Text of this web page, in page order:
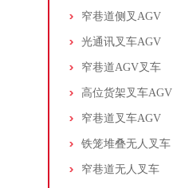
窄巷道侧叉AGV
光通讯叉车AGV
窄巷道AGV叉车
高位货架叉车AGV
窄巷道叉车AGV
铁笼堆叠无人叉车
窄巷道无人叉车